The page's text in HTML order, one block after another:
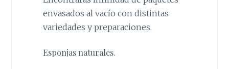
envasados al vacío con distintas
variedades y preparaciones.
Esponjas naturales.